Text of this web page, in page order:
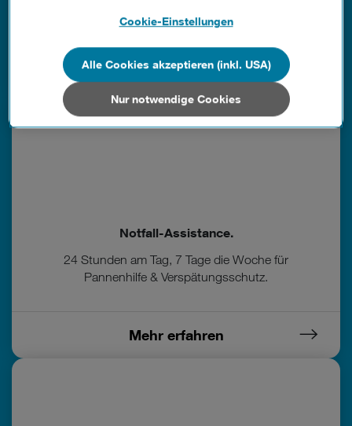
Wir übernehmen die Kosten dafür.
Mehr erfahren
Notfall-Assistance.
24 Stunden am Tag, 7 Tage die Woche für
Pannenhilfe & Verspätungsschutz.
Mehr erfahren
Wenn Sie allen Cookies zustimmen, werden auch Cookies
von Drittanbietern verarbeitet, die Ihre Daten in Ländern
außerhalb der europäischen Union (z.B. in den USA)
verarbeiten. Sie unterliegen keinem EU-konformen
Datenschutzniveau und es stehen keine wirksamen
Unternehmen behandelt.
Wenn Sie „Nur notwendige Cookies“ wählen, dann sind für
Sie nur jene Cookies im Einsatz, die zur Funktion dieser
Cookie-Einstellungen
Nur notwendige Cookies
Alle Cookies akzeptieren (inkl. USA)